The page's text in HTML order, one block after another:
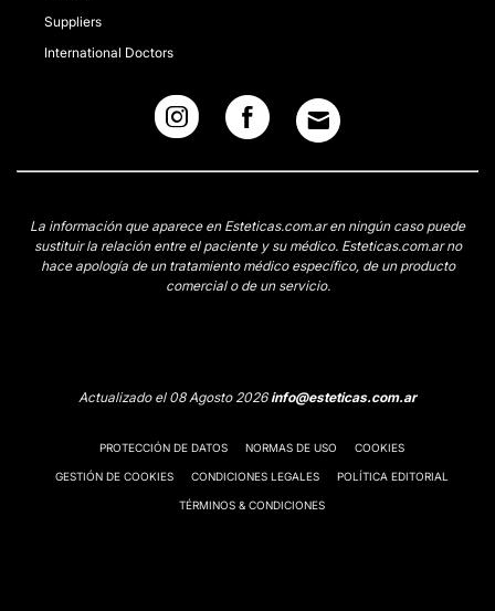
Suppliers
International Doctors
La información que aparece en Esteticas.com.ar en ningún caso puede
sustituir la relación entre el paciente y su médico. Esteticas.com.ar no
hace apología de un tratamiento médico específico, de un producto
comercial o de un servicio.
Actualizado el 08 Agosto 2026info@esteticas.com.ar
PROTECCIÓN DE DATOS NORMAS DE USO COOKIES
GESTIÓN DE COOKIES CONDICIONES LEGALES POLÍTICA EDITORIAL
TÉRMINOS & CONDICIONES